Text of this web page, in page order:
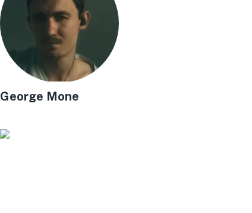
George Mone